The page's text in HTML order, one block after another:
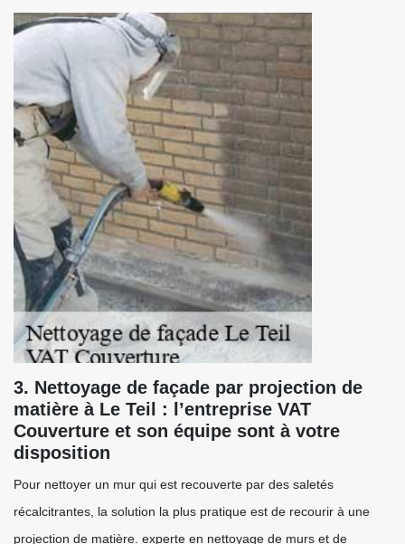
3. Nettoyage de façade par projection de
matière à Le Teil : l’entreprise VAT
Couverture et son équipe sont à votre
disposition
Pour nettoyer un mur qui est recouverte par des saletés
récalcitrantes, la solution la plus pratique est de recourir à une
projection de matière. experte en nettoyage de murs et de